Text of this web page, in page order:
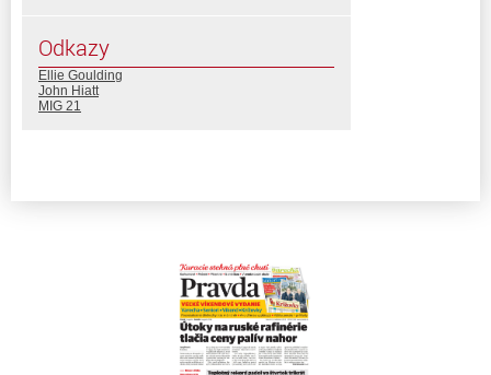
Odkazy
Ellie Goulding
John Hiatt
MIG 21